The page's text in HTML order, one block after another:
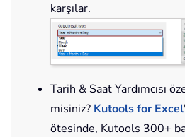
karşılar.
Tarih & Saat Yardımcısı
misiniz? Kutools for Excel
ötesinde, Kutools 300+